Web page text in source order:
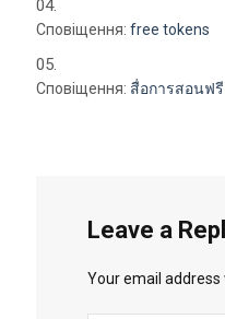
Сповіщення:free tokens
Сповіщення: สื่อการสอนฟรี
Leave a
Your email address